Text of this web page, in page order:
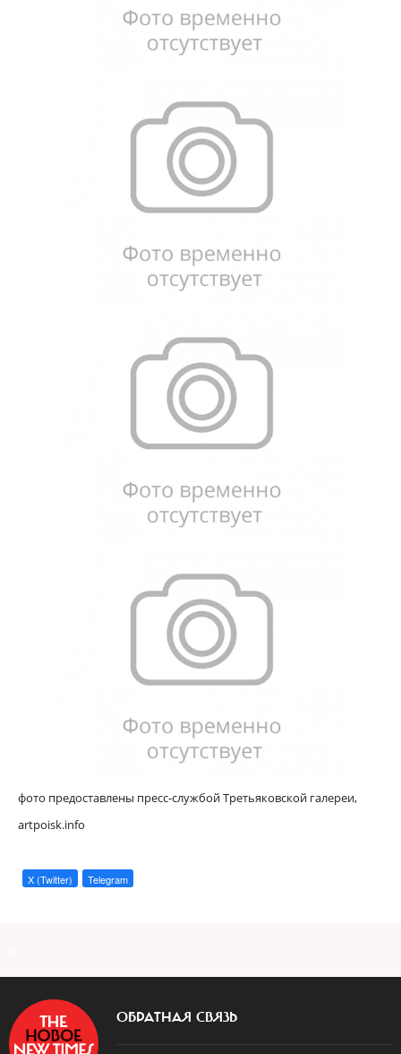
фото предоставлены пресс-службой Третьяковской галереи,
artpoisk.info
X (Twitter) Telegram
ОБРАТНАЯ СВЯЗЬ